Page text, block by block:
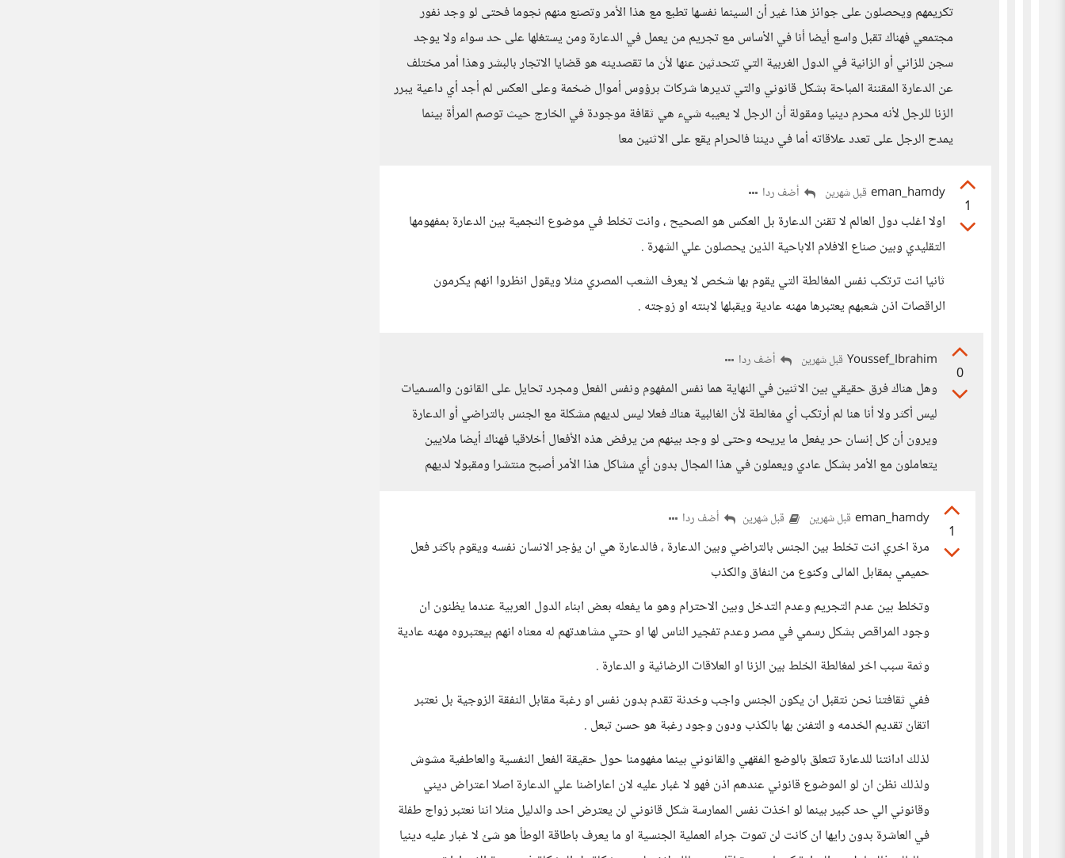
تكريمهم ويحصلون على جوائز هذا غير أن السينما نفسها تطبع مع هذا الأمر وتصنع منهم نجوما فحتى لو وجد نفور
مجتمعي فهناك تقبل واسع أيضا أنا في الأساس مع تجريم من يعمل في الدعارة ومن يستغلها على حد سواء ولا يوجد
سجن للزاني أو الزانية في الدول الغربية التي تتحدثين عنها لأن ما تقصدينه هو قضايا الاتجار بالبشر وهذا أمر مختلف
عن الدعارة المقننة المباحة بشكل قانوني والتي تديرها شركات برؤوس أموال ضخمة وعلى العكس لم أجد أي داعية يبرر
الزنا للرجل لأنه محرم دينيا ومقولة أن الرجل لا يعيبه شيء هي ثقافة موجودة في الخارج حيث توصم المرأة بينما
يمدح الرجل على تعدد علاقاته أما في ديننا فالحرام يقع على الاثنين معا
1
eman_hamdy قبل شهرين أضف ردا
اولا اغلب دول العالم لا تقنن الدعارة بل العكس هو الصحيح ، وانت تخلط في موضوع النجمية بين الدعارة بمفهومها
التقليدي وبين صناع الافلام الاباحية الذين يحصلون علي الشهرة .
ثانيا انت ترتكب نفس المغالطة التي يقوم بها شخص لا يعرف الشعب المصري مثلا ويقول انظروا انهم يكرمون
الراقصات اذن شعبهم يعتبرها مهنه عادية ويقبلها لابنته او زوجته .
0
Youssef_Ibrahim قبل شهرين أضف ردا
وهل هناك فرق حقيقي بين الاثنين في النهاية هما نفس المفهوم ونفس الفعل ومجرد تحايل على القانون والمسميات
ليس أكثر ولا أنا هنا لم أرتكب أي مغالطة لأن الغالبية هناك فعلا ليس لديهم مشكلة مع الجنس بالتراضي أو الدعارة
ويرون أن كل إنسان حر يفعل ما يريحه وحتى لو وجد بينهم من يرفض هذه الأفعال أخلاقيا فهناك أيضا ملايين
يتعاملون مع الأمر بشكل عادي ويعملون في هذا المجال بدون أي مشاكل هذا الأمر أصبح منتشرا ومقبولا لديهم
1
eman_hamdy قبل شهرين قبل شهرين أضف ردا
مرة اخري انت تخلط بين الجنس بالتراضي وبين الدعارة ، فالدعارة هي ان يؤجر الانسان نفسه ويقوم باكثر فعل
حميمي بمقابل المالى وكنوع من النفاق والكذب
وتخلط بين عدم التجريم وعدم التدخل وبين الاحترام وهو ما يفعله بعض ابناء الدول العربية عندما يظنون ان
وجود المراقص بشكل رسمي في مصر وعدم تفجير الناس لها او حتي مشاهدتهم له معناه انهم بيعتبروه مهنه عادية
وثمة سبب اخر لمغالطة الخلط بين الزنا او العلاقات الرضائية و الدعارة .
ففي ثقافتنا نحن نتقبل ان يكون الجنس واجب وخدنة تقدم بدون نفس او رغبة مقابل النفقة الزوجية بل نعتبر
اتقان تقديم الخدمه و التفنن بها بالكذب ودون وجود رغبة هو حسن تبعل .
لذلك ادانتنا للدعارة تتعلق بالوضع الفقهي والقانوني بينما مفهومنا حول حقيقة الفعل النفسية والعاطفية مشوش
ولذلك نظن ان لو الموضوع قانوني عندهم اذن فهو لا غبار عليه لان اعاراضنا علي الدعارة اصلا اعتراض ديني
وقانوني الي حد كبير بينما لو اخذت نفس الممارسة شكل قانوني لن يعترض احد والدليل مثلا اننا نعتبر زواج طفلة
في العاشرة بدون رايها ان كانت لن تموت جراء العملية الجنسية او ما يعرف باطاقة الوطأ هو شئ لا غبار عليه دينيا